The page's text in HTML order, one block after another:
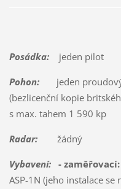
Posádka:jeden pilot
Pohon:jeden proudový
(bezlicenční kopie
s max. tahem 1 590 kp
Radar:žádný
Vybavení: - zaměřovací:
ASP-1N (jeho instalace